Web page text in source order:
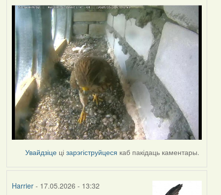
Увайдзіце цізарэгіструйцеся каб пакідаць каментары.
Harrier- 17.05.2026 - 13:32